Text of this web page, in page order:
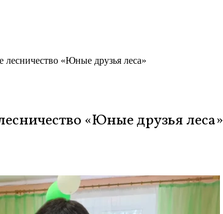
«Юные друзья леса»
«Юные друзья леса»